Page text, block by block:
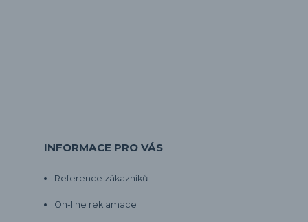
INFORMACE PRO VÁS
Reference zákazníků
On-line reklamace